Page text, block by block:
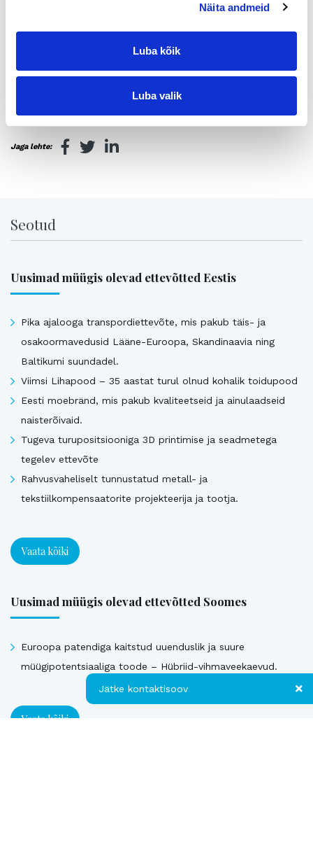
Näita andmeid
Luba kõik
Luba valik
Ilmoittautumiset viimeistään ti 4.11. mennessä:
myynti5208@nordea.fi tai numeroon 0200 2121. .
Tilaisuuteen mahtuu 50 ensin ilmoittautunutta.
Jaga lehte:
Seotud
Uusimad müügis olevad ettevõtted Eestis
Pika ajalooga transpordiettevõte, mis pakub täis- ja
osakoormavedusid Lääne-Euroopa, Skandinaavia ning
Baltikumi suundadel.
Viimsi Lihapood – 35 aastat turul olnud kohalik toidupood
Eesti moebränd, mis pakub kvaliteetseid ja ainulaadseid
naisterõivaid.
Tugeva turupositsiooniga 3D printimise ja seadmetega
tegelev ettevõte
Rahvusvaheliselt tunnustatud metall- ja
tekstiilkompensaatorite projekteerija ja tootja.
Vaata kõiki
Uusimad müügis olevad ettevõtted Soomes
Euroopa patendiga kaitstud uuenduslik ja suure
müügipotentsiaaliga toode – Hübriid-vihmaveekaevud.
Vaata kõiki
Jätke kontaktisoov